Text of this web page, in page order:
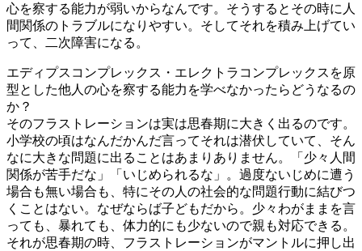
心を察する能力が弱いからなんです。そうするとその時に人
間関係のトラブルになりやすい。そしてそれを積み上げてい
って、二次障害になる。
エディプスコンプレックス・エレクトラコンプレックスを原
型とした他人の心を察する能力を学べなかったらどうなるの
か？
そのフラストレーションは実は思春期に大きく出るのです。
小学校の頃はなんだかんだ言ってそれは潜伏していて、そん
なに大きな問題に出ることはあまりありません。「少々人間
関係が苦手だな」「いじめられるな」。過度ないじめに遭う
場合も無い場合も、特にその人の社会的な問題行動に結びつ
くことはない。なぜならば子どもだから。少々わがままを言
っても、暴れても、体力的にも少ないので親も対応できる。
それが思春期の時、フラストレーションがマントルに押し出